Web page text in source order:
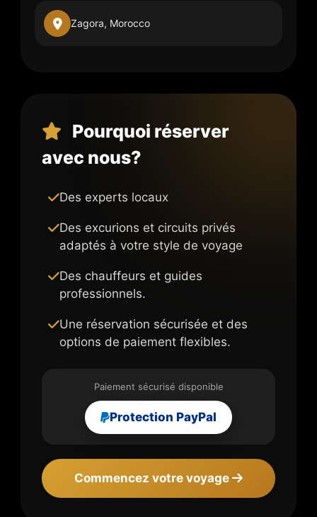
Zagora, Morocco
Pourquoi réserver
avec nous?
Des experts locaux
Des excurions et circuits privés
adaptés à votre style de voyage
Des chauffeurs et guides
professionnels.
Une réservation sécurisée et des
options de paiement flexibles.
Paiement sécurisé disponible
Protection PayPal
Commencez votre voyage